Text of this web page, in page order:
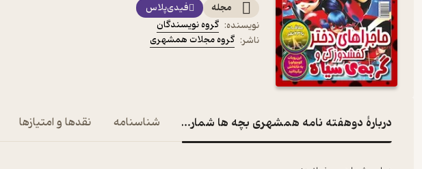
مجله
فیدی‌پلاس
نویسنده: گروه نویسندگان
ناشر: گروه مجلات همشهری
دربارۀ دوهفته نامه همشهری بچه ها شماره 204 شناسنامه نقدها و امتیازها